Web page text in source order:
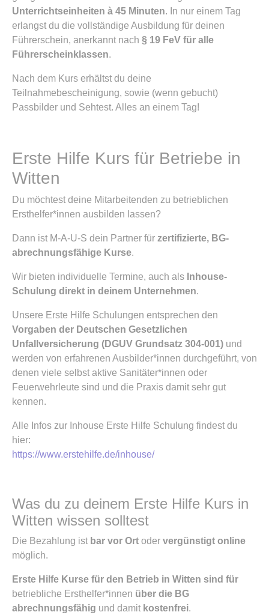
Unterrichtseinheiten à 45 Minuten. In nur einem Tag
erlangst du die vollständige Ausbildung für deinen
Führerschein, anerkannt nach § 19 FeV für alle
Führerscheinklassen.
Nach dem Kurs erhältst du deine
Teilnahmebescheinigung, sowie (wenn gebucht)
Passbilder und Sehtest. Alles an einem Tag!
Erste Hilfe Kurs für Betriebe in
Witten
Du möchtest deine Mitarbeitenden zu betrieblichen
Ersthelfer*innen ausbilden lassen?
Dann ist M-A-U-S dein Partner für zertifizierte, BG-
abrechnungsfähige Kurse.
Wir bieten individuelle Termine, auch als Inhouse-
Schulung direkt in deinem Unternehmen.
Unsere Erste Hilfe Schulungen entsprechen den
Vorgaben der Deutschen Gesetzlichen
Unfallversicherung (DGUV Grundsatz 304-001) und
werden von erfahrenen Ausbilder*innen durchgeführt, von
denen viele selbst aktive Sanitäter*innen oder
Feuerwehrleute sind und die Praxis damit sehr gut
kennen.
Alle Infos zur Inhouse Erste Hilfe Schulung findest du
hier:
https://www.erstehilfe.de/inhouse/
Was du zu deinem Erste Hilfe Kurs in
Witten wissen solltest
Die Bezahlung ist bar vor Ort oder vergünstigt online
möglich.
Erste Hilfe Kurse für den Betrieb in Witten sind für
betriebliche Ersthelfer*innen über die BG
abrechnungsfähig und damit kostenfrei.